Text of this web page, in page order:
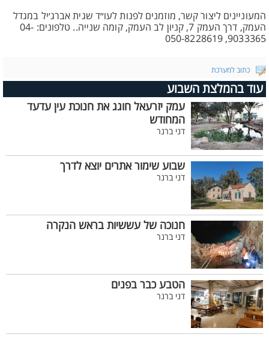
המעוניינים ליצור קשר, מוזמנים לפנות לעו״ד שגית אברג׳יל במגדל
העמק, דרך העמק 7, קניון לב העמק, קומה שנייה.. טלפונים: 04-
9033365, 050-8228619
כתוב למערכת
עוד בהמלצת השבוע
עמק יזרעאל חוגג את חנוכת עין עדעד
המחודש
דני ברנר
שבוע שימור אתרים יוצא לדרך
דני ברנר
חנוכה של עששיות בראש הנקרה
דני ברנר
הטבע כבר בפנים
דני ברנר